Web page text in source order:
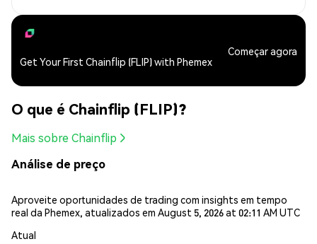
Get Your First Chainflip (FLIP) with Phemex
Começar agora
O que é Chainflip (FLIP)?
Mais sobre Chainflip
Análise de preço
Aproveite oportunidades de trading com insights em tempo
real da Phemex, atualizados em August 5, 2026 at 02:11 AM UTC
Atual